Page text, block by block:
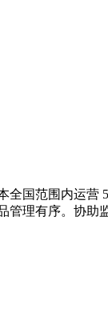
国范围内运
理有序。协